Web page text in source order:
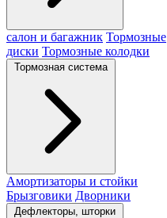
салон и багажник Тормозные
диски Тормозные колодки
Тормозная система
Амортизаторы и стойки
Брызговики Дворники
Дефлекторы, шторки